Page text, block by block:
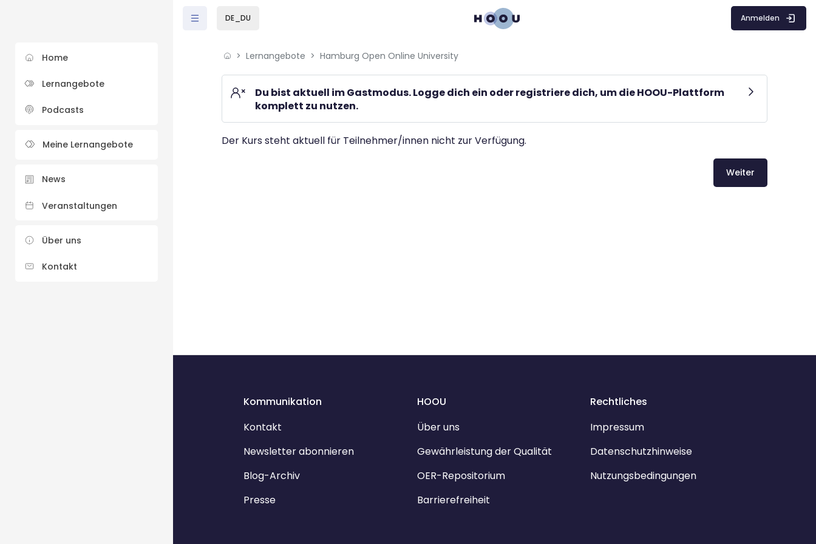
Home
Lernangebote
Podcasts
Meine Lernangebote
News
Veranstaltungen
Über uns
Kontakt
DE_DU Anmelden
Lernangebote Hamburg Open Online University
Du bist aktuell im Gastmodus. Logge dich ein oder registriere dich, um die HOOU-Plattform
komplett zu nutzen.
Der Kurs steht aktuell für Teilnehmer/innen nicht zur Verfügung.
Weiter
Kommunikation
Kontakt
Newsletter abonnieren
Blog-Archiv
Presse
HOOU
Über uns
Gewährleistung der Qualität
OER-Repositorium
Barrierefreiheit
Rechtliches
Impressum
Datenschutzhinweise
Nutzungsbedingungen